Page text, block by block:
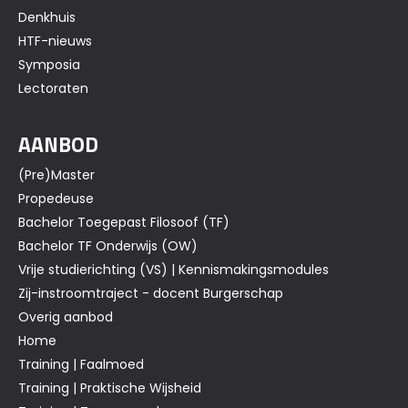
Denkhuis
HTF-nieuws
Symposia
Lectoraten
AANBOD
(Pre)Master
Propedeuse
Bachelor Toegepast Filosoof (TF)
Bachelor TF Onderwijs (OW)
Vrije studierichting (VS) | Kennismakingsmodules
Zij-instroomtraject - docent Burgerschap
Overig aanbod
Home
Training | Faalmoed
Training | Praktische Wijsheid